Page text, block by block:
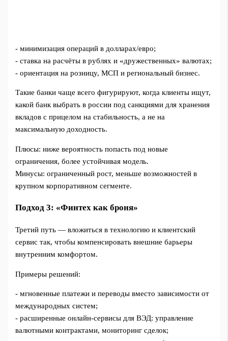
- минимизация операций в долларах/евро;
- ставка на расчёты в рублях и «дружественных» валютах;
- ориентация на розницу, МСП и региональный бизнес.
Такие банки чаще всего фигурируют, когда клиенты ищут,
какой банк выбрать в россии под санкциями для хранения
вкладов с прицелом на стабильность, а не на
максимальную доходность.
Плюсы: ниже вероятность попасть под новые
ограничения, более устойчивая модель.
Минусы: ограниченный рост, меньше возможностей в
крупном корпоративном сегменте.
Подход 3: «Финтех как броня»
Третий путь — вложиться в технологию и клиентский
сервис так, чтобы компенсировать внешние барьеры
внутренним комфортом.
Примеры решений:
- мгновенные платежи и переводы вместо зависимости от
международных систем;
- расширенные онлайн‑сервисы для ВЭД: управление
валютными контрактами, мониторинг сделок;